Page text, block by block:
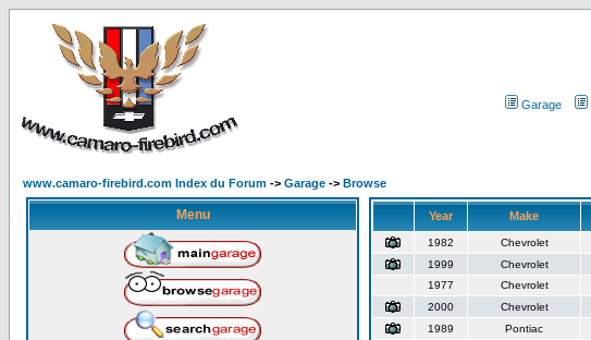
Garage
www.camaro-firebird.com Index du Forum -> Garage -> Browse
Menu Year Make
1982 Chevrolet
1999
Chevrolet
1977
Chevrolet
2000
Chevrolet
1989
Pontiac